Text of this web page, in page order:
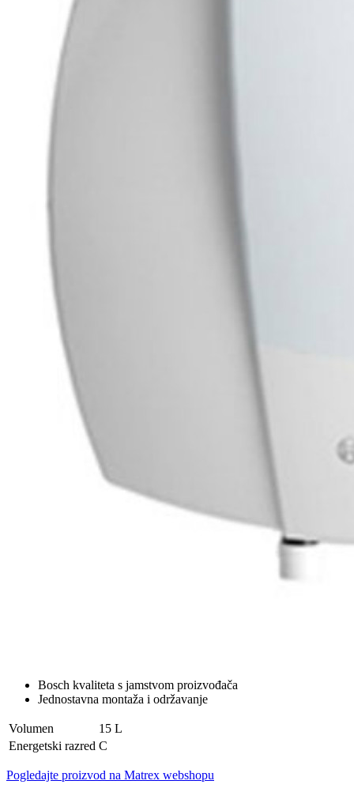
Bosch kvaliteta s jamstvom proizvođača
Jednostavna montaža i održavanje
Volumen
15 L
Energetski razred C
Pogledajte proizvod na Matrex webshopu